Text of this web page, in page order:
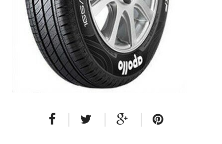
SUV/crossover + OFFRoad-ové
Dodávkové + malé úžitkové
Disky
Hliníkové / ALU disky / Elektróny